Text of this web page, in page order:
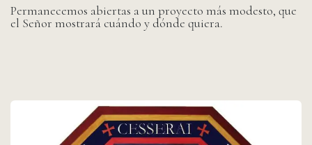
Permanecemos abiertas a un proyecto más modesto, que
el Señor mostrará cuándo y dónde quiera.